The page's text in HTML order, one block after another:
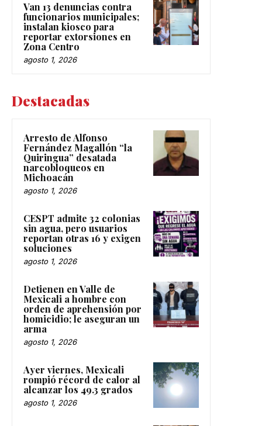
Van 13 denuncias contra
funcionarios municipales;
instalan kiosco para
reportar extorsiones en
Zona Centro
agosto 1, 2026
Destacadas
Arresto de Alfonso
Fernández Magallón “la
Quiringua” desatada
narcobloqueos en
Michoacán
agosto 1, 2026
CESPT admite 32 colonias
sin agua, pero usuarios
reportan otras 16 y exigen
soluciones
agosto 1, 2026
Detienen en Valle de
Mexicali a hombre con
orden de aprehensión por
homicidio; le aseguran un
arma
agosto 1, 2026
Ayer viernes, Mexicali
rompió récord de calor al
alcanzar los 49.3 grados
agosto 1, 2026